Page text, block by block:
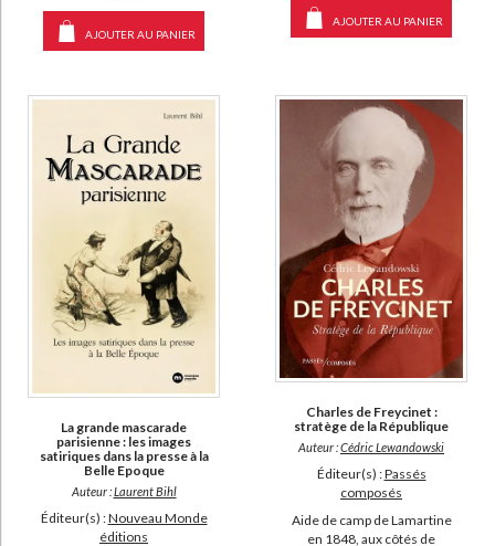
AJOUTER AU PANIER
AJOUTER AU PANIER
La grande mascarade
parisienne : les images
satiriques dans la presse à la
Belle Epoque
Auteur :Laurent Bihl
Éditeur(s) :Nouveau Monde
éditions
Charles de Freycinet :
stratège de la République
Auteur :Cédric Lewandowski
Éditeur(s) :Passés
composés
Aide de camp de Lamartine
en 1848, aux côtés de